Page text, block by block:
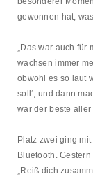
gewonnen hat,
„Das war auch für
wachsen immer
obwohl es so laut
soll‘, und dann
war der beste aller
Platz zwei ging
Bluetooth.
„Reiß dich